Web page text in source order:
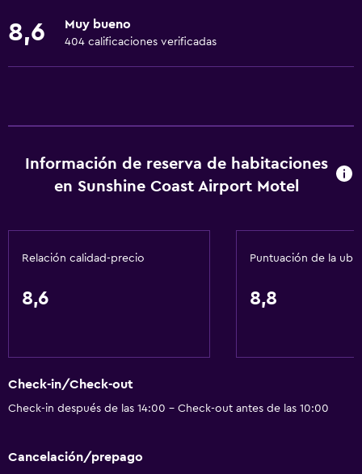
Nevera
Cafetera
Servicios básicos
Wifi gratis
Aire acondicionado
Artículos de aseo gratis
Baño
Secador de pelo
Papel higiénico
8,6 Muy bueno
404 calificaciones verificadas
Información de reserva de habitaciones
en Sunshine Coast Airport Motel
Relación calidad-precio
8,6
Puntuación de la
8,8
Check-in/Check-out
Check-in después de las 14:00 - Check-out antes de las 10:00
Cancelación/prepago